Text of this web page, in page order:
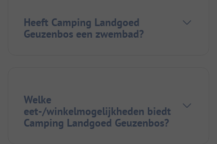
Heeft Camping Landgoed
Geuzenbos een zwembad?
Welke
eet-/winkelmogelijkheden biedt
Camping Landgoed Geuzenbos?